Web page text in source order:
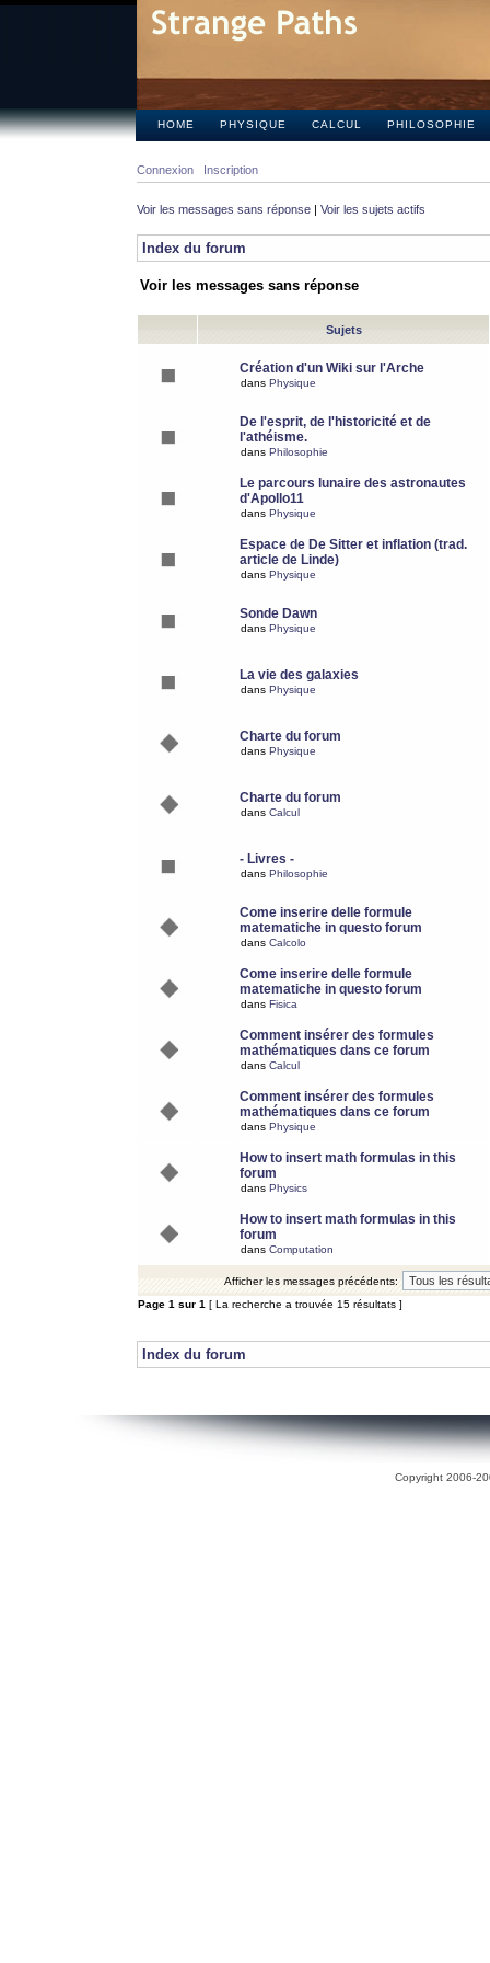
HOME PHYSIQUE CALCUL PHILOSOPHIE
Connexion Inscription
Voir les messages sans réponse | Voir les sujets actifs
Index du forum
Voir les messages sans réponse
Sujets
Création d'un Wiki sur l'Arche
dans Physique
De l'esprit, de l'historicité et de
l'athéisme.
dans Philosophie
Le parcours lunaire des astronautes
d'Apollo11
dans Physique
Espace de De Sitter et inflation (trad.
article de Linde)
dans Physique
Sonde Dawn
dans Physique
La vie des galaxies
dans Physique
Charte du forum
dans Physique
Charte du forum
dans Calcul
- Livres -
dans Philosophie
Come inserire delle formule
matematiche in questo forum
dans Calcolo
Come inserire delle formule
matematiche in questo forum
dans Fisica
Comment insérer des formules
mathématiques dans ce forum
dans Calcul
Comment insérer des formules
mathématiques dans ce forum
dans Physique
How to insert math formulas in this
forum
dans Physics
How to insert math formulas in this
forum
dans Computation
Afficher les messages précédents:
Page 1 sur 1 [ La recherche a trouvée 15 résultats ]
Index du forum
Copyright 2006-